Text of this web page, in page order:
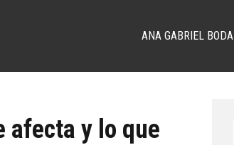
ANA GABRIEL BODA
afecta y lo que